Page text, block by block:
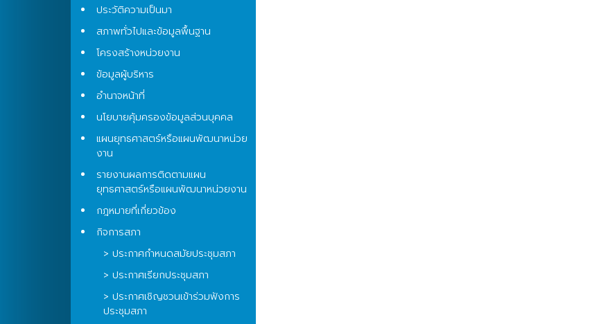
ประวัติความเป็นมา
สภาพทั่วไปและข้อมูลพื้นฐาน
โครงสร้างหน่วยงาน
ข้อมูลผู้บริหาร
อำนาจหน้าที่
นโยบายคุ้มครองข้อมูลส่วนบุคคล
แผนยุทธศาสตร์หรือแผนพัฒนาหน่วย
งาน
รายงานผลการติดตามแผน
ยุทธศาสตร์หรือแผนพัฒนาหน่วยงาน
กฎหมายที่เกี่ยวข้อง
กิจการสภา
> ประกาศกำหนดสมัยประชุมสภา
> ประกาศเรียกประชุมสภา
> ประกาศเชิญชวนเข้าร่วมฟังการ
ประชุมสภา